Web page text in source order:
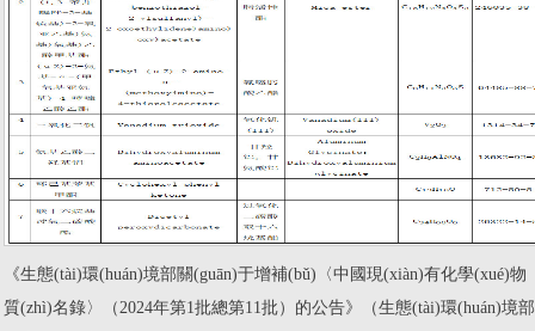
《生態(tài)環(huán)境部關(guān)于增補(bǔ)〈中國現(xiàn)有化學(xué)物
質(zhì)名錄〉（2024年第1批總第11批）的公告》（生態(tài)環(huán)境部